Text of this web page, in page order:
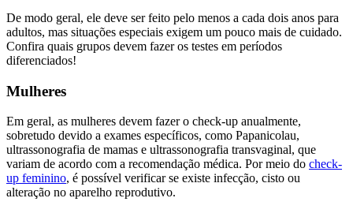
De modo geral, ele deve ser feito pelo menos a cada dois anos para
adultos, mas situações especiais exigem um pouco mais de cuidado.
Confira quais grupos devem fazer os testes em períodos
diferenciados!
Mulheres
Em geral, as mulheres devem fazer o check-up anualmente,
sobretudo devido a exames específicos, como Papanicolau,
ultrassonografia de mamas e ultrassonografia transvaginal, que
variam de acordo com a recomendação médica. Por meio do check-
up feminino, é possível verificar se existe infecção, cisto ou
alteração no aparelho reprodutivo.